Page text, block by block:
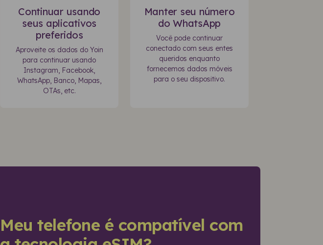
Continuar usando
seus aplicativos
preferidos
Aproveite os dados do Yoin
para continuar usando
Instagram, Facebook,
WhatsApp, Banco, Mapas,
OTAs, etc.
Manter seu número
do WhatsApp
Você pode continuar
conectado com seus entes
queridos enquanto
fornecemos dados móveis
para o seu dispositivo.
Meu telefone é compatível com